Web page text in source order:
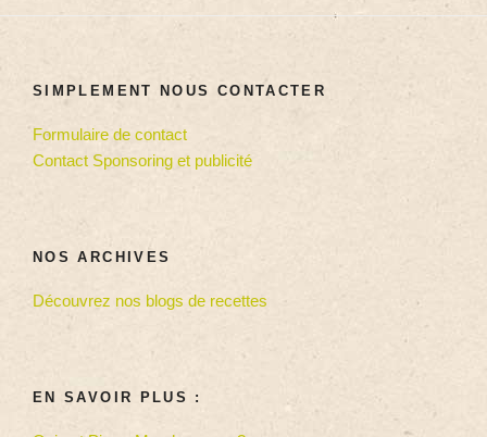
SIMPLEMENT NOUS CONTACTER
Formulaire de contact
Contact Sponsoring et publicité
NOS ARCHIVES
Découvrez nos blogs de recettes
EN SAVOIR PLUS :